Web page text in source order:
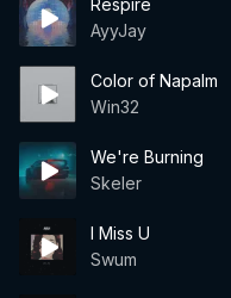
Respire
AyyJay
Color of Napalm
Win32
We're Burning
Skeler
I Miss U
Swum